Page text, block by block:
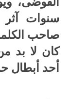
سنوات آثر
صاحب
كان لا بد
أحد أبطال